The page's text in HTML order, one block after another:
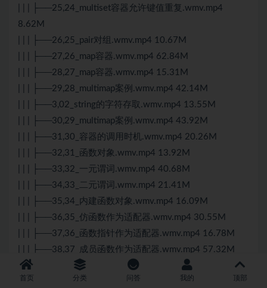
| | | ├──25,24_multiset容器允许键值重复.wmv.mp4
8.62M
| | | ├──26,25_pair对组.wmv.mp4 10.67M
| | | ├──27,26_map容器.wmv.mp4 62.84M
| | | ├──28,27_map容器.wmv.mp4 15.31M
| | | ├──29,28_multimap案例.wmv.mp4 42.14M
| | | ├──3,02_string的字符存取.wmv.mp4 13.55M
| | | ├──30,29_multimap案例.wmv.mp4 43.92M
| | | ├──31,30_容器的调用时机.wmv.mp4 20.26M
| | | ├──32,31_函数对象.wmv.mp4 13.92M
| | | ├──33,32_一元谓词.wmv.mp4 40.68M
| | | ├──34,33_二元谓词.wmv.mp4 21.41M
| | | ├──35,34_内建函数对象.wmv.mp4 16.09M
| | | ├──36,35_仿函数作为适配器.wmv.mp4 30.55M
| | | ├──37,36_函数指针作为适配器.wmv.mp4 16.78M
| | | ├──38,37_成员函数作为适配器.wmv.mp4 57.32M
| | | ├──39,38_取反适配器.wmv.mp4 35.19M
| | | ├──4,03_string的查找替换.wmv.mp4 43.73M
首页 分类 问答 我的 顶部